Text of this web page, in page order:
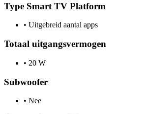
Type Smart TV Platform
• Uitgebreid aantal apps
Totaal uitgangsvermogen
• 20 W
Subwoofer
• Nee